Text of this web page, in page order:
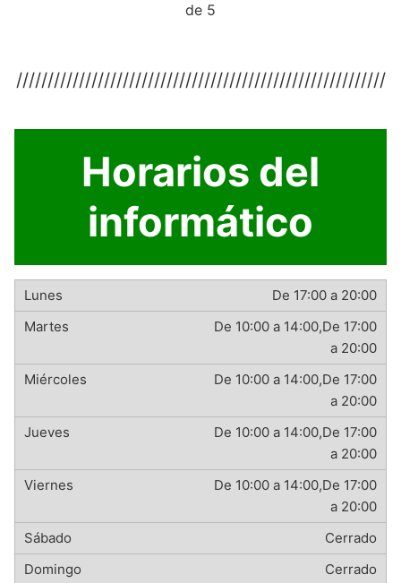
de 5
///////////////////////////////////////////////////////////
Horarios del
informático
De 17:00 a 20:00
De 10:00 a 14:00,De 17:00
a 20:00
De 10:00 a 14:00,De 17:00
a 20:00
De 10:00 a 14:00,De 17:00
a 20:00
De 10:00 a 14:00,De 17:00
a 20:00
Cerrado
Cerrado